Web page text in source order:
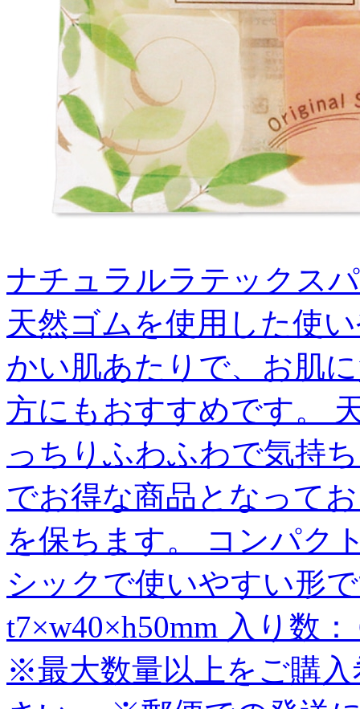
ナチュラルラテックス
天然ゴムを使用した使
かい肌あたりで、お肌
方にもおすすめです。
っちりふわふわで気持
でお得な商品となって
を保ちます。 コンパク
シックで使いやすい形
t7×w40×h50mm 入り数
※最大数量以上をご購